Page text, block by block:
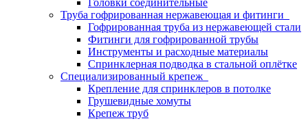
Головки соединительные
Труба гофрированная нержавеющая и фитинги
Гофрированная труба из нержавеющей стали
Фитинги для гофрированной трубы
Инструменты и расходные материалы
Спринклерная подводка в стальной оплётке
Специализированный крепеж
Крепление для спринклеров в потолке
Грушевидные хомуты
Крепеж труб